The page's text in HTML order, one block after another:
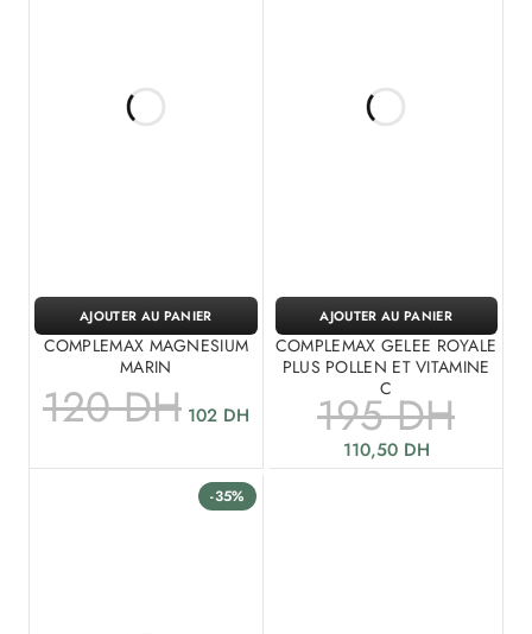
COMPLEMAX MAGNESIUM
MARIN
120DH 102 DH
AJOUTER AU PANIER
COMPLEMAX GELEE ROYALE
PLUS POLLEN ET VITAMINE
C
195DH
110,50 DH
AJOUTER AU PANIER
-35%